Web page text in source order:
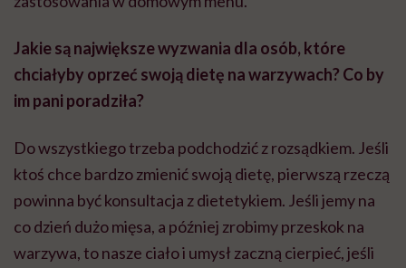
Jakie są największe wyzwania dla osób, które
chciałyby oprzeć swoją dietę na warzywach? Co by
im pani poradziła?
Do wszystkiego trzeba podchodzić z rozsądkiem. Jeśli
ktoś chce bardzo zmienić swoją dietę, pierwszą rzeczą
powinna być konsultacja z dietetykiem. Jeśli jemy na
co dzień dużo mięsa, a później zrobimy przeskok na
warzywa, to nasze ciało i umysł zaczną cierpieć, jeśli